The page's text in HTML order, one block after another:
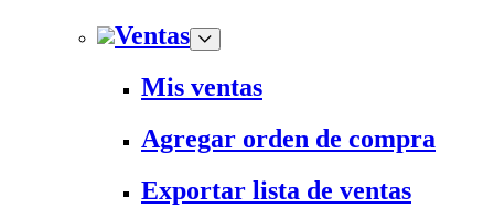
Ventas
Mis ventas
Agregar orden de compra
Exportar lista de ventas